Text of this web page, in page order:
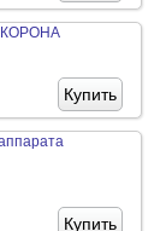
КОРОНА
Купить
Купить